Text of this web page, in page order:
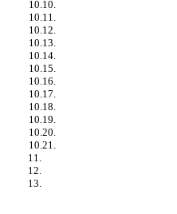
10.10.
10.11.
10.12.
10.13.
10.14.
10.15.
10.16.
10.17.
10.18.
10.19.
10.20.
10.21.
11.
12.
13.